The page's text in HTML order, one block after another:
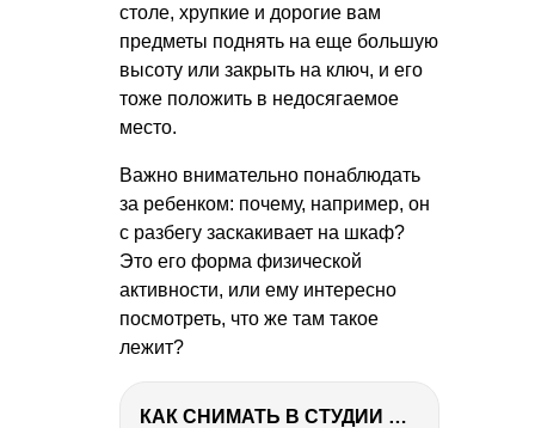
столе, хрупкие и дорогие вам
предметы поднять на еще большую
высоту или закрыть на ключ, и его
тоже положить в недосягаемое
место.
Важно внимательно понаблюдать
за ребенком: почему, например, он
с разбегу заскакивает на шкаф?
Это его форма физической
активности, или ему интересно
посмотреть, что же там такое
лежит?
КАК СНИМАТЬ В СТУДИИ СО ВСПЫШКАМИ